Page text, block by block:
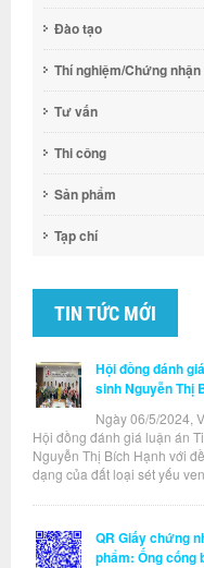
Đào tạo
Thí nghiệm/Chứng nhận
Tư vấn
Thi công
Sản phẩm
Tạp chí
TIN TỨC MỚI
Hội đồng đánh
sinh Nguyễn Thị
Ngày 06/5/2024,
Hội đồng đánh giá luận án
Nguyễn Thị Bích Hạnh với
dạng của đất loại sét yếu
QR Giấy chứng
phẩm: Ống cống